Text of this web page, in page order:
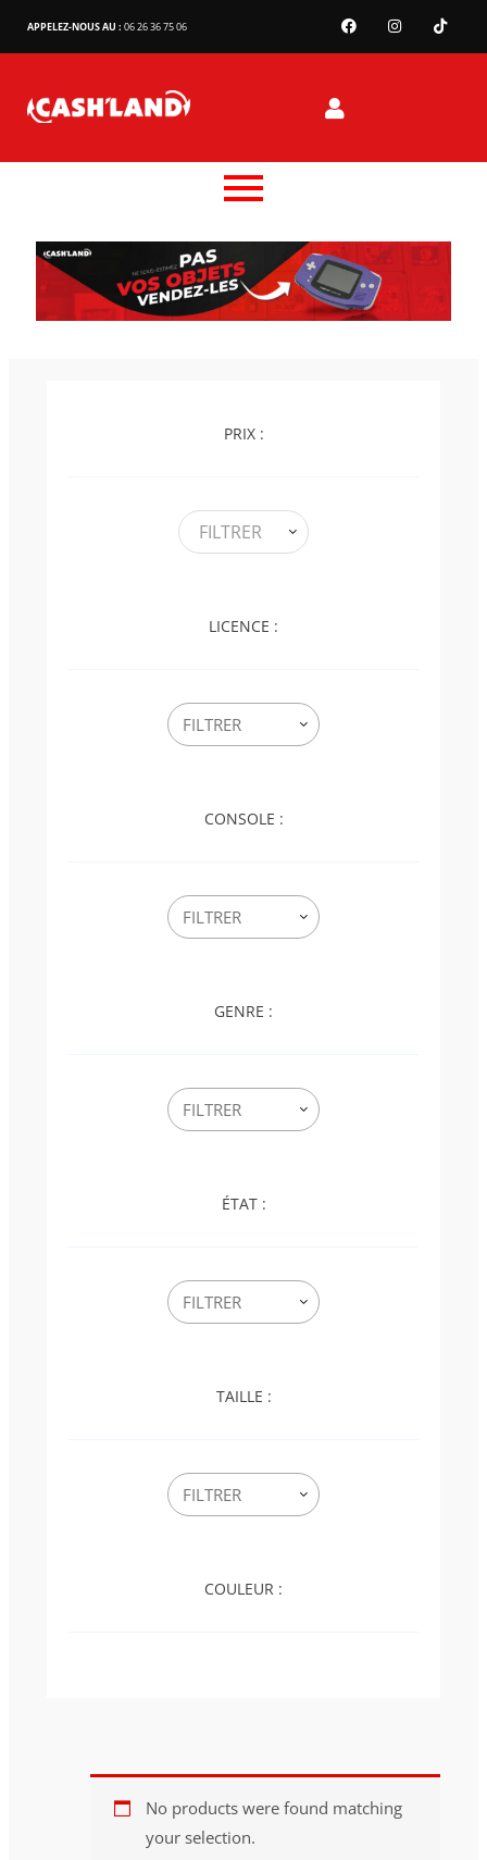
APPELEZ-NOUS AU : 06 26 36 75 06
PRIX :
FILTRER
LICENCE :
CONSOLE :
GENRE :
ÉTAT :
TAILLE :
COULEUR :
No products were found matching
your selection.